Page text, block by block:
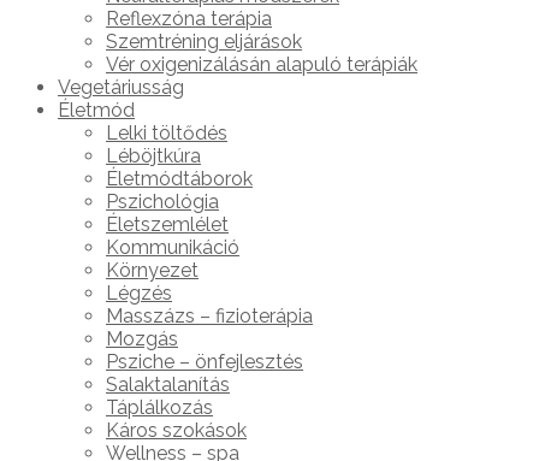
Reflexzóna terápia
Szemtréning eljárások
Vér oxigenizálásán alapuló terápiák
Vegetáriusság
Életmód
Lelki töltődés
Léböjtkúra
Életmódtáborok
Pszichológia
Életszemlélet
Kommunikáció
Környezet
Légzés
Masszázs – fizioterápia
Mozgás
Psziche – önfejlesztés
Salaktalanítás
Táplálkozás
Káros szokások
Wellness – spa